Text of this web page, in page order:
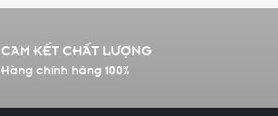
CAM KẾT CHẤT LƯỢNG
Hàng chính hãng 100%